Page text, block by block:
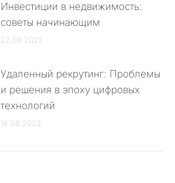
Инвестиции в недвижимость:
советы начинающим
22.09.2023
Удаленный рекрутинг: Проблемы
и решения в эпоху цифровых
технологий
16.08.2023